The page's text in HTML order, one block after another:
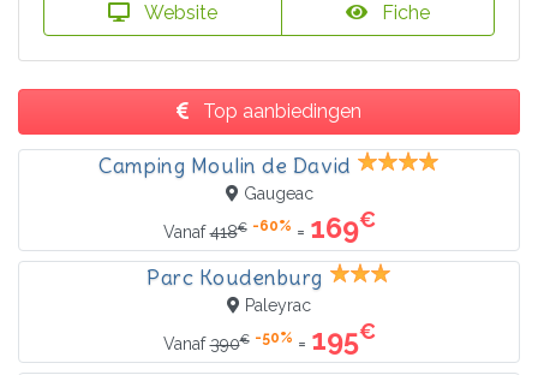
Website Fiche
Top aanbiedingen
Camping Moulin de David
Gaugeac
Vanaf418€ -60% = 169€
Parc Koudenburg
Paleyrac
Vanaf390€ -50% = 195€